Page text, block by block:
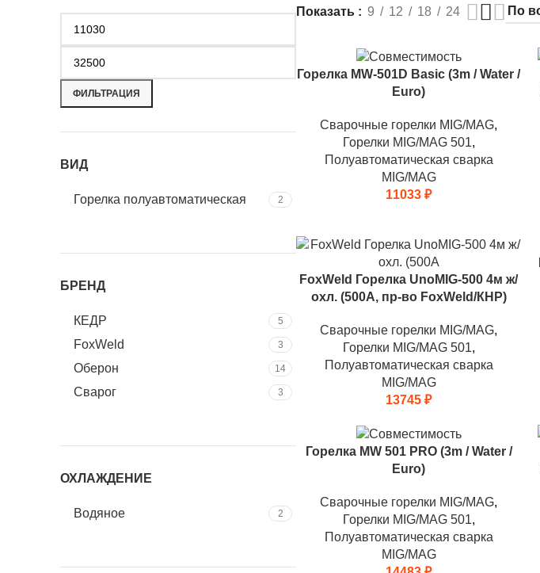
ФИЛЬТРАЦИЯ
ВИД
Горелка полуавтоматическая 2
БРЕНД
КЕДР 5
FoxWeld 3
Оберон 14
Сварог 3
ОХЛАЖДЕНИЕ
Водяное 2
Показать
9 12 18 24
Горелка MW-501D Basic (3m / Water /
Euro)
Сварочные горелки MIG/MAG,
Горелки MIG/MAG 501,
Полуавтоматическая сварка
MIG/MAG
11033₽
FoxWeld Горелка UnoMIG-500 4м ж/
охл. (500А, пр-во FoxWeld/КНР)
Сварочные горелки MIG/MAG,
Горелки MIG/MAG 501,
Полуавтоматическая сварка
MIG/MAG
13745₽
Горелка MW 501 PRO (3m / Water /
Euro)
Сварочные горелки MIG/MAG,
Горелки MIG/MAG 501,
Полуавтоматическая сварка
MIG/MAG